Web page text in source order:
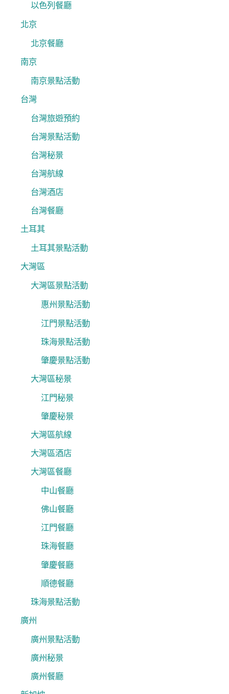
以色列餐廳
北京
北京餐廳
南京
南京景點活動
台灣
台灣旅遊預約
台灣景點活動
台灣秘景
台灣航線
台灣酒店
台灣餐廳
土耳其
土耳其景點活動
大灣區
大灣區景點活動
惠州景點活動
江門景點活動
珠海景點活動
肇慶景點活動
大灣區秘景
江門秘景
肇慶秘景
大灣區航線
大灣區酒店
大灣區餐廳
中山餐廳
佛山餐廳
江門餐廳
珠海餐廳
肇慶餐廳
順德餐廳
珠海景點活動
廣州
廣州景點活動
廣州秘景
廣州餐廳